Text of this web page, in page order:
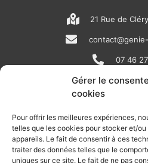
Gérer le
cookies
Pour offrir les meilleures expériences,
telles que les cookies pour stocker et/
appareils. Le fait de consentir à ces
traiter des données telles que le
uniques sur ce site. Le fait de ne pas
21 Rue de
07 46
N
e
w
s
i
n
k
RECEVOIR L'ACTU